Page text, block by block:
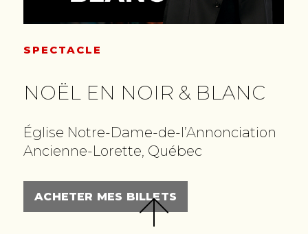
SPECTACLE
NOËL EN NOIR & BLANC
Église Notre-Dame-de-l’Annonciation
Ancienne-Lorette, Québec
ACHETER MES BILLETS